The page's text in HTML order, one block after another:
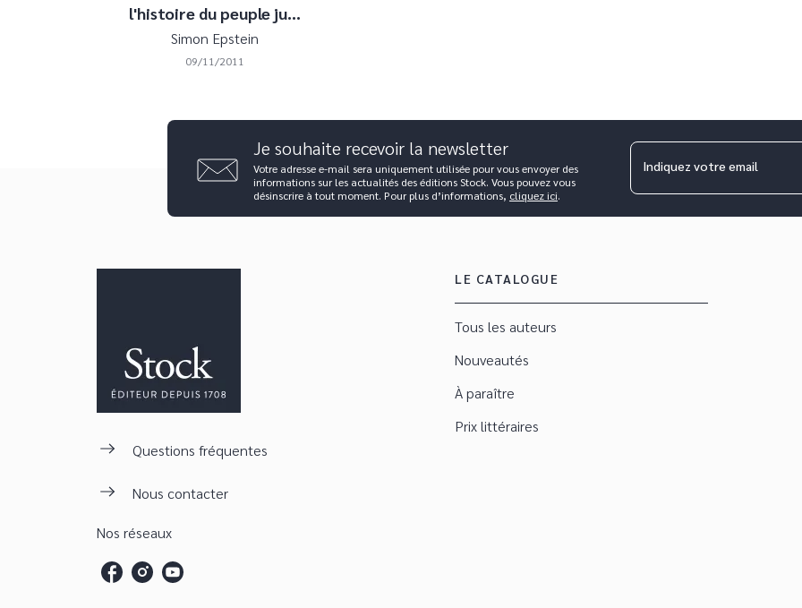
l'histoire du peuple ju…
Simon Epstein
09/11/2011
Je souhaite recevoir la newsletter
Votre adresse e-mail sera uniquement utilisée pour vous envoyer des
informations sur les actualités des éditions Stock. Vous pouvez vous
désinscrire à tout moment. Pour plus d’informations, cliquez ici.
Indiquez votre email
Questions fréquentes
Nous contacter
Nos réseaux
LE CATALOGUE
Tous les auteurs
Nouveautés
À paraître
Prix littéraires